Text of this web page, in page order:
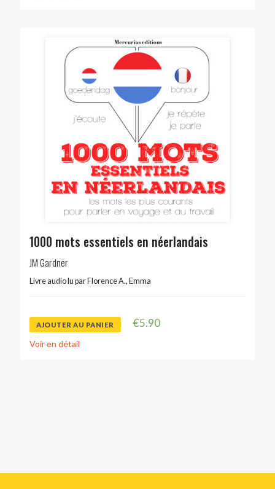
1000 mots essentiels en néerlandais
JM Gardner
Livre audio lu par Florence A., Emma
AJOUTER AU PANIER €5.90
Voir en détail